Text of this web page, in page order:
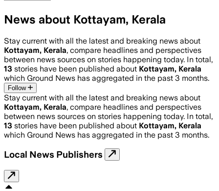
News about Kottayam, Kerala
Stay current with all the latest and breaking news about
Kottayam, Kerala, compare headlines and perspectives
between news sources on stories happening today. In total,
13 stories have been published about Kottayam, Kerala
which Ground News has aggregated in the past 3 months.
Follow
Stay current with all the latest and breaking news about
Kottayam, Kerala, compare headlines and perspectives
between news sources on stories happening today. In total,
13 stories have been published about Kottayam, Kerala
which Ground News has aggregated in the past 3 months.
Local News Publishers